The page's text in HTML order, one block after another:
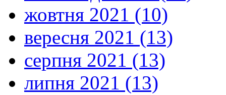
жовтня 2021 (10)
вересня 2021 (13)
серпня 2021 (13)
липня 2021 (13)